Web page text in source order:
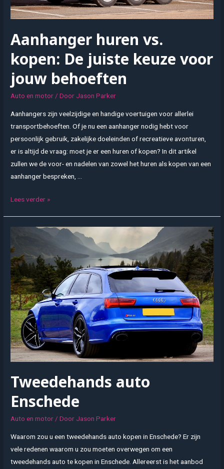
Aanhanger huren vs.
kopen: De juiste keuze voor
jouw behoeften
Auto en motor / Door Jason Parker
Aanhangers zijn veelzijdige en handige voertuigen voor allerlei
transportbehoeften. Of je nu een aanhanger nodig hebt voor
persoonlijk gebruik, zakelijke doeleinden of recreatieve avonturen,
er is altijd de vraag: moet je er een huren of kopen? In dit artikel
zullen we de voor- en nadelen van zowel het huren als kopen van een
aanhanger bespreken, …
Aanhanger
kopen:
De
juiste
keuze
voor
jouw
behoeften
Lees verder »
Tweedehands auto
Enschede
Auto en motor/ Door Jason Parker
Waarom zou u een tweedehands auto kopen in Enschede? Er zijn
vele redenen waarom u zou moeten overwegen om een
tweedehands auto te kopen in Enschede. Allereerst is het aanbod